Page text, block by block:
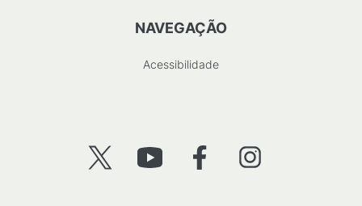
NAVEGAÇÃO
Acessibilidade